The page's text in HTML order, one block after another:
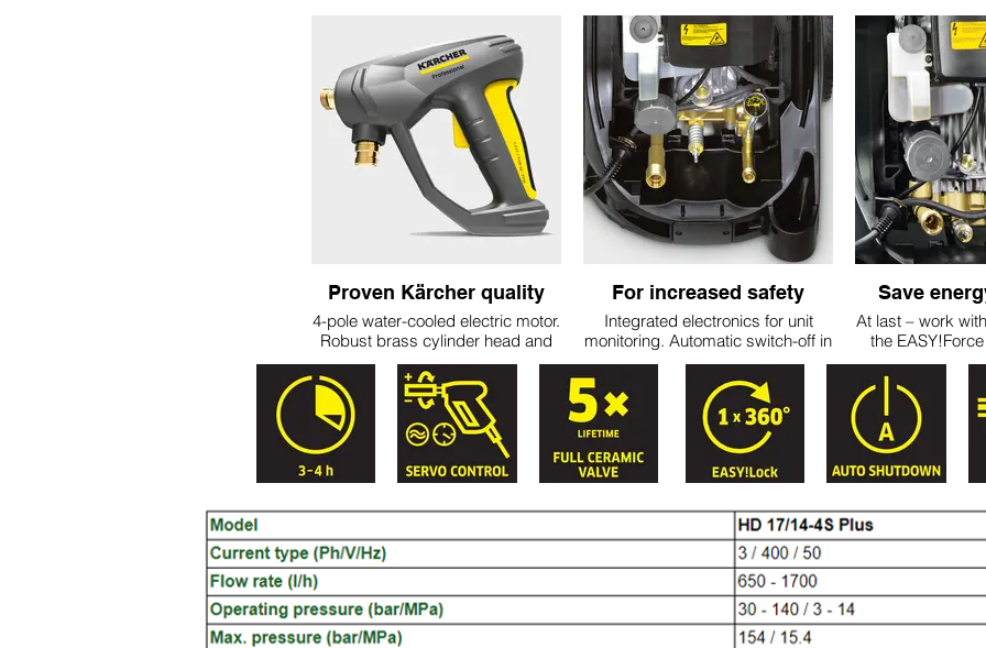
Proven Kärcher quality
4-pole water-cooled electric motor.
Robust brass cylinder head and
ceramic pistons. Reinforced,
unbreakable plastic chassis.
For increased safety
Integrated electronics for unit
monitoring. Automatic switch-off in
case of undervoltage or
overvoltage. Switches off in case
of leaks or phase failure.
Save
At last – work
the
gun.
locks: durable
five times